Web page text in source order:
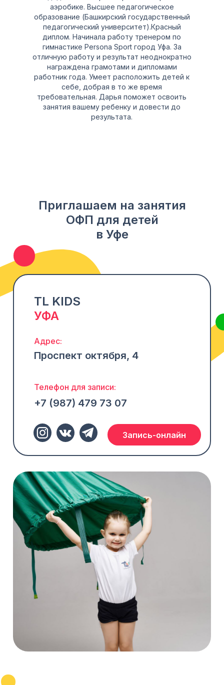
аэробике. Высшее педагогическое
образование (Башкирский государственный
педагогический университет).Красный
диплом. Начинала работу тренером по
гимнастике Persona Sport город Уфа. За
отличную работу и результат неоднократно
награждена грамотами и дипломами
работник года. Умеет расположить детей к
себе, добрая в то же время
требовательная. Дарья поможет освоить
занятия вашему ребенку и довести до
результата.
Приглашаем на занятия
ОФП для детей
в Уфе
TL KIDS
УФА
Проспект октября, 4
Адрес:
Телефон для записи:
+7 (987) 479 73 07
Запись-онлайн